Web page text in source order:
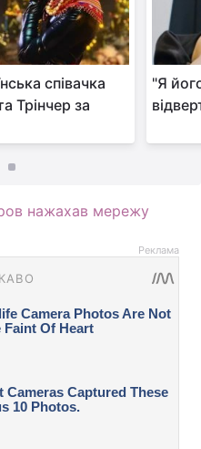
співачка
Трінчер за
"Я
нажахав мережу
Реклама